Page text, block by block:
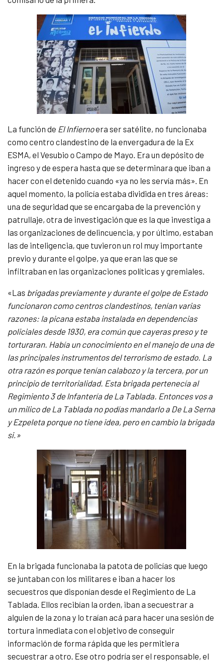
La función de El Infiernoera ser satélite, no funcionaba
como centro clandestino de la envergadura de la Ex
ESMA, el Vesubio o Campo de Mayo. Era un depósito de
ingreso y de espera hasta que se determinara que iban a
hacer con el detenido cuando «ya no les servía más». En
aquel momento, la policía estaba dividida en tres áreas:
una de seguridad que se encargaba de la prevención y
patrullaje, otra de investigación que es la que investiga a
las organizaciones de delincuencia, y por último, estaban
las de inteligencia, que tuvieron un rol muy importante
previo y durante el golpe, ya que eran las que se
infiltraban en las organizaciones políticas y gremiales.
«Las brigadas previamente y durante el golpe de Estado
funcionaron como centros clandestinos, tenían varias
razones: la picana estaba instalada en dependencias
policiales desde 1930, era común que cayeras preso y te
torturaran. Había un conocimiento en el manejo de una de
las principales instrumentos del terrorismo de estado. La
otra razón es porque tenían calabozo y la tercera, por un
principio de territorialidad. Esta brigada pertenecía al
Regimiento 3 de Infantería de La Tablada. Entonces vos a
un milico de La Tablada no podías mandarlo a De La Serna
y Ezpeleta porque no tiene idea, pero en cambio la brigada
si.»
En la brigada funcionaba la patota de policías que luego
se juntaban con los militares e iban a hacer los
secuestros que disponían desde el Regimiento de La
Tablada. Ellos recibían la orden, iban a secuestrar a
alguien de la zona y lo traían acá para hacer una sesión de
tortura inmediata con el objetivo de conseguir
información de forma rápida que les permitiera
secuestrar a otro. Ese otro podría ser el responsable, el